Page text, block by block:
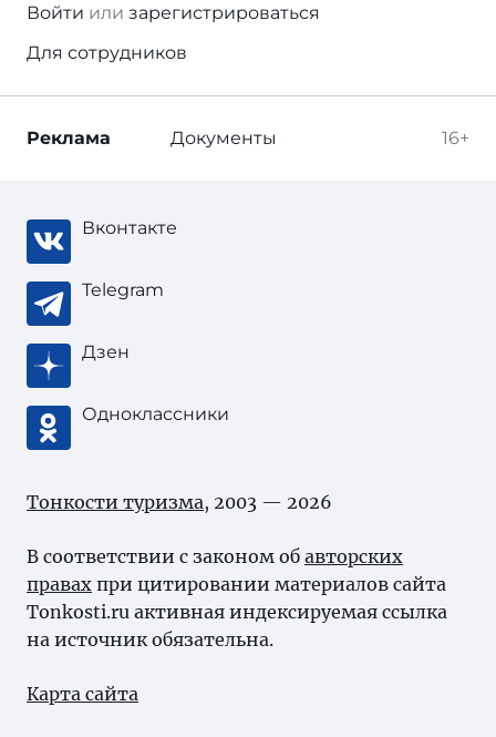
Войти или зарегистрироваться
Для сотрудников
16+
Реклама Документы
Вконтакте
Telegram
Дзен
Одноклассники
Тонкости туризма, 2003 — 2026
В соответствии с законом об авторских
правах при цитировании материалов сайта
Tonkosti.ru активная индексируемая ссылка
на источник обязательна.
Карта сайта